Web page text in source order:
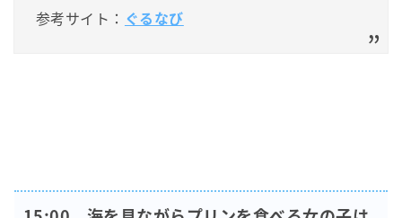
参考サイト： ぐるなび